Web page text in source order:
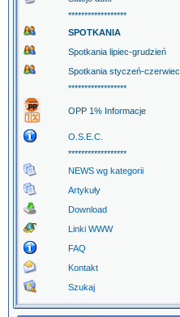
******************
SPOTKANIA
Spotkania lipiec-grudzień
Spotkania styczeń-czerwiec
******************
OPP 1% Informacje
O.S.E.C.
******************
NEWS wg kategorii
Artykuły
Download
Linki WWW
FAQ
Kontakt
Szukaj